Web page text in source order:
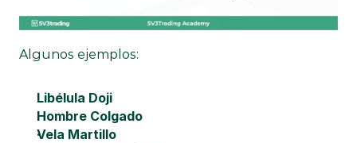
Algunos ejemplos:
Libélula Doji
Hombre Colgado
Vela Martillo